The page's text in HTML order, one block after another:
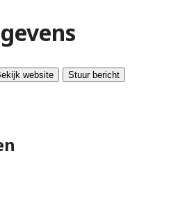
website Stuur bericht